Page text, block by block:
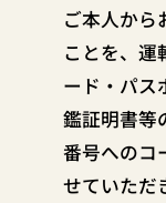
ご本人から
ことを、運
ード・パス
鑑証明書等
番号へのコ
せていただ